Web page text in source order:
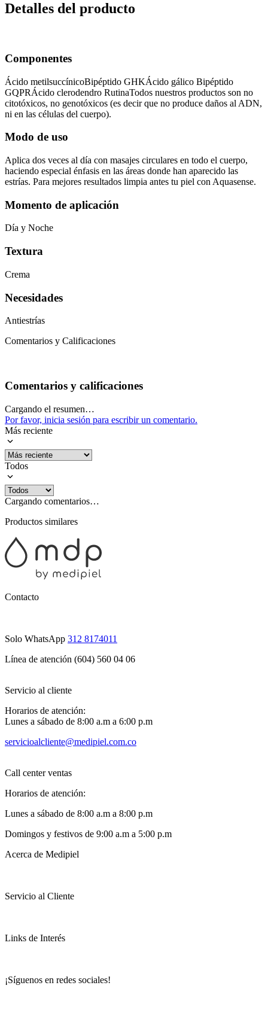
Detalles del producto
Componentes
Ácido metilsuccínicoBipéptido GHKÁcido gálico Bipéptido
GQPRÁcido clerodendro RutinaTodos nuestros productos son no
citotóxicos, no genotóxicos (es decir que no produce daños al ADN,
ni en las células del cuerpo).
Modo de uso
Aplica dos veces al día con masajes circulares en todo el cuerpo,
haciendo especial énfasis en las áreas donde han aparecido las
estrías. Para mejores resultados limpia antes tu piel con Aquasense.
Momento de aplicación
Día y Noche
Textura
Crema
Necesidades
Antiestrías
Comentarios y Calificaciones
Comentarios y calificaciones
Cargando el resumen…
Por favor, inicia sesión para escribir un comentario.
Más reciente
Todos
Cargando comentarios…
Productos similares
Contacto
Solo WhatsApp 312 8174011
Línea de atención (604) 560 04 06
Servicio al cliente
Horarios de atención:
Lunes a sábado de 8:00 a.m a 6:00 p.m
servicioalcliente@medipiel.com.co
Call center ventas
Horarios de atención:
Lunes a sábado de 8:00 a.m a 8:00 p.m
Domingos y festivos de 9:00 a.m a 5:00 p.m
Acerca de Medipiel
Servicio al Cliente
Links de Interés
¡Síguenos en redes sociales!